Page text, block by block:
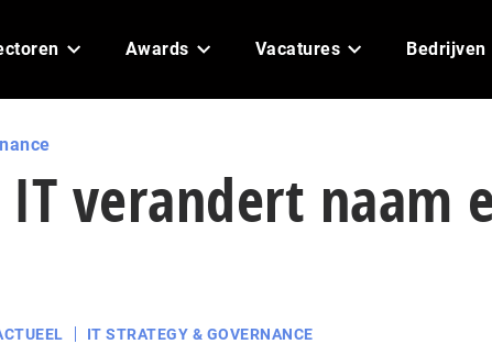
Awards Vacatures Bedrijven
verandert naam
IT STRATEGY & GOVERNANCE